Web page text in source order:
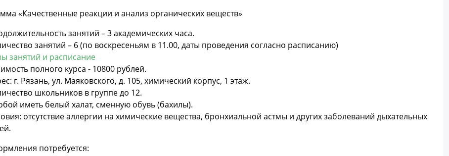
«Качественные реакции и анализ органических веществ»
занятий – 3 академических часа.
занятий – 6 (по воскресеньям в 11.00, даты проведения согласно расписанию)
занятий и расписание
полного курса - 10800 рублей.
г. Рязань, ул. Маяковского, д. 105, химический корпус, 1 этаж.
школьников в группе до 12.
иметь белый халат, сменную обувь (бахилы).
отсутствие аллергии на химические вещества, бронхиальной астмы и других заболеваний дыхательных
потребуется: